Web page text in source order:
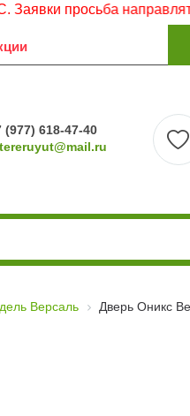
направлять на
(977) 618-47-40
Версаль Дверь Оникс